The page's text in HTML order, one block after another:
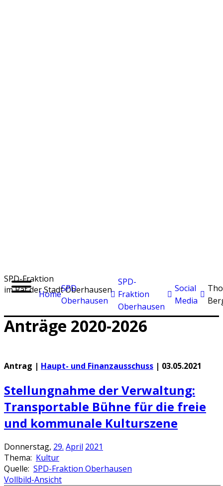
Home
SPD
Oberhausen
SPD-
Fraktion
Oberhausen
Social
Media
SPD-Fraktion
im Rat der Stadt Oberhausen
Anträge 2020-2026
Antrag | Haupt- und Finanzausschuss | 03.05.2021
Stellungnahme der Verwaltung:
Transportable Bühne für die freie
und kommunale Kulturszene
Donnerstag, 29. April 2021
Thema: Kultur
Quelle: SPD-Fraktion Oberhausen
Vollbild-Ansicht